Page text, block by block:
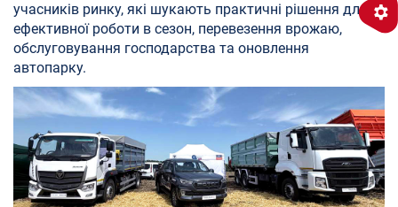
учасників ринку, які шукають практичні рішення для
ефективної роботи в сезон, перевезення врожаю,
обслуговування господарства та оновлення
автопарку.